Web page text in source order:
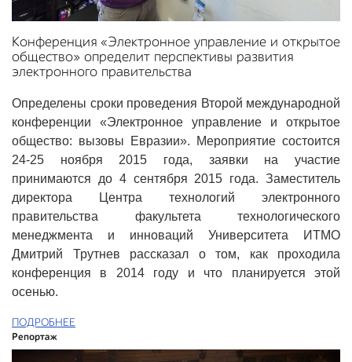
Конференция «Электронное управление и открытое
общество» определит перспективы развития
электронного правительства
Определены сроки проведения Второй международной
конференции «Электронное управление и открытое
общество: вызовы Евразии». Мероприятие состоится
24-25 ноября 2015 года, заявки на участие
принимаются до 4 сентября 2015 года. Заместитель
директора Центра технологий электронного
правительства факультета технологического
менеджмента и инноваций Университета ИТМО
Дмитрий Трутнев рассказал о том, как проходила
конференция в 2014 году и что планируется этой
осенью.
ПОДРОБНЕЕ
Репортаж